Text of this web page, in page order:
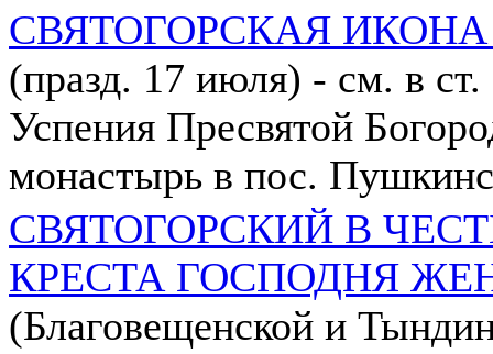
СВЯТОГОРСКАЯ
(празд. 17 июля) - см. в ст.
Успения Пресвятой
монастырь в пос.
СВЯТОГОРСКИЙ В
КРЕСТА ГОСПОДНЯ
(Благовещенской и